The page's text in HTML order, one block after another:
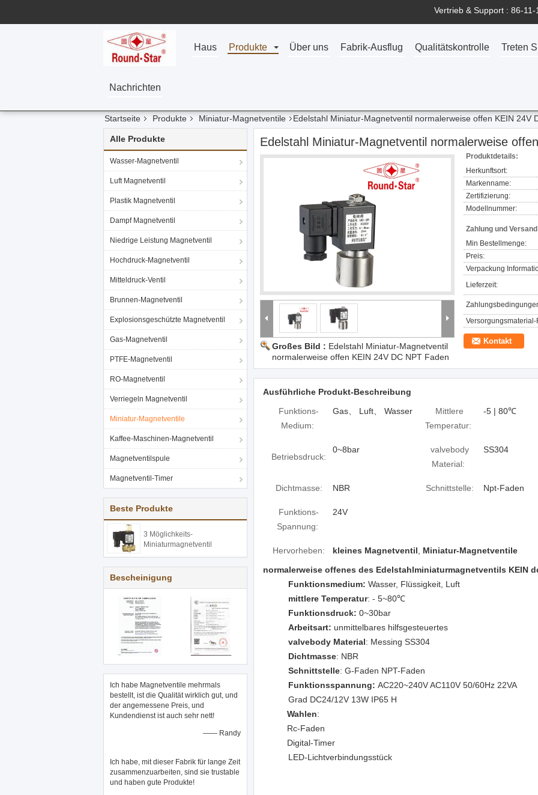
Vertrieb & Support : 86-11-
Haus Produkte Über uns Fabrik-Ausflug Qualitätskontrolle Treten
Nachrichten
Startseite Produkte Miniatur-Magnetventile Edelstahl Miniatur-Magnetventil normalerweise offen KEIN 24V
Alle Produkte
Wasser-Magnetventil
Luft Magnetventil
Plastik Magnetventil
Dampf Magnetventil
Niedrige Leistung Magnetventil
Hochdruck-Magnetventil
Mitteldruck-Ventil
Brunnen-Magnetventil
Explosionsgeschützte Magnetventil
Gas-Magnetventil
PTFE-Magnetventil
RO-Magnetventil
Verriegeln Magnetventil
Miniatur-Magnetventile
Kaffee-Maschinen-Magnetventil
Magnetventilspule
Magnetventil-Timer
Beste Produkte
3 Möglichkeits-
Miniaturmagnetventil
Bescheinigung
Ich habe Magnetventile mehrmals
bestellt, ist die Qualität wirklich gut, und
der angemessene Preis, und
Kundendienst ist auch sehr nett!
—— Randy
Ich habe, mit dieser Fabrik für lange Zeit
zusammenzuarbeiten, sind sie trustable
und haben gute Produkte!
Edelstahl Miniatur-Magnetventil normalerweise
Großes Bild : Edelstahl Miniatur-Magnetventil
normalerweise offen KEIN 24V DC NPT Faden
Produktdetails:
Herkunftsort:
Markenname:
Zertifizierung:
Modellnummer:
Zahlung und
Min Bestellmenge:
Preis:
Verpackung
Lieferzeit:
Kontakt
Ausführliche Produkt-Beschreibung
Funktions-
Medium:
Gas、 Luft、 Wasser
Mittlere
Temperatur:
-5 | 80℃
Betriebsdruck:
0~8bar
valvebody
Material:
SS304
Dichtmasse: NBR Schnittstelle: Npt-Faden
Funktions-
Spannung:
24V
Hervorheben: kleines Magnetventil
Miniatur-Magnetventile
normalerweise offenes des Edelstahlminiaturmagnetventils KEIN
Funktionsmedium: Wasser, Flüssigkeit, Luft
mittlere Temperatur: - 5~80℃
Funktionsdruck:0~30bar
Arbeitsart: unmittelbares hilfsgesteuertes
valvebody Material: Messing SS304
Dichtmasse: NBR
Schnittstelle: G-Faden NPT-Faden
Funktionsspannung:AC220~240V AC110V 50/60Hz 22VA
Grad DC24/12V 13W IP65 H
Wahlen:
Rc-Faden
Digital-Timer
LED-Lichtverbindungsstück